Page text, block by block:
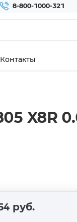
8-800-1000-321
Контакты
X8R
руб.